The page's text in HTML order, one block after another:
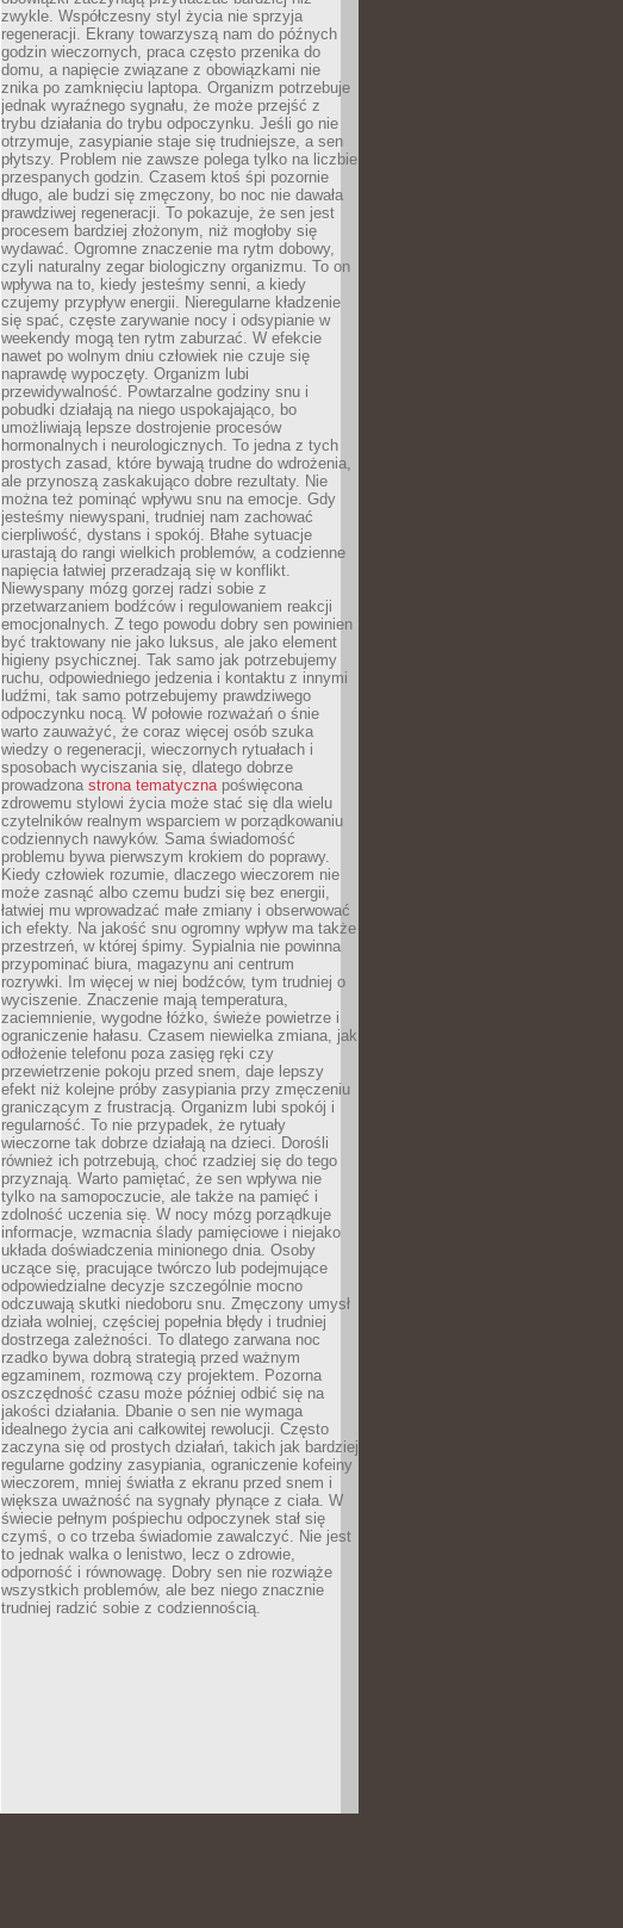
zwykle. Współczesny styl życia nie sprzyja
regeneracji. Ekrany towarzyszą nam do późnych
godzin wieczornych, praca często przenika do
domu, a napięcie związane z obowiązkami nie
znika po zamknięciu laptopa. Organizm potrzebuje
jednak wyraźnego sygnału, że może przejść z
trybu działania do trybu odpoczynku. Jeśli go nie
otrzymuje, zasypianie staje się trudniejsze, a sen
płytszy. Problem nie zawsze polega tylko na liczbie
przespanych godzin. Czasem ktoś śpi pozornie
długo, ale budzi się zmęczony, bo noc nie dawała
prawdziwej regeneracji. To pokazuje, że sen jest
procesem bardziej złożonym, niż mogłoby się
wydawać. Ogromne znaczenie ma rytm dobowy,
czyli naturalny zegar biologiczny organizmu. To on
wpływa na to, kiedy jesteśmy senni, a kiedy
czujemy przypływ energii. Nieregularne kładzenie
się spać, częste zarywanie nocy i odsypianie w
weekendy mogą ten rytm zaburzać. W efekcie
nawet po wolnym dniu człowiek nie czuje się
naprawdę wypoczęty. Organizm lubi
przewidywalność. Powtarzalne godziny snu i
pobudki działają na niego uspokajająco, bo
umożliwiają lepsze dostrojenie procesów
hormonalnych i neurologicznych. To jedna z tych
prostych zasad, które bywają trudne do wdrożenia,
ale przynoszą zaskakująco dobre rezultaty. Nie
można też pominąć wpływu snu na emocje. Gdy
jesteśmy niewyspani, trudniej nam zachować
cierpliwość, dystans i spokój. Błahe sytuacje
urastają do rangi wielkich problemów, a codzienne
napięcia łatwiej przeradzają się w konflikt.
Niewyspany mózg gorzej radzi sobie z
przetwarzaniem bodźców i regulowaniem reakcji
emocjonalnych. Z tego powodu dobry sen powinien
być traktowany nie jako luksus, ale jako element
higieny psychicznej. Tak samo jak potrzebujemy
ruchu, odpowiedniego jedzenia i kontaktu z innymi
ludźmi, tak samo potrzebujemy prawdziwego
odpoczynku nocą. W połowie rozważań o śnie
warto zauważyć, że coraz więcej osób szuka
wiedzy o regeneracji, wieczornych rytuałach i
sposobach wyciszania się, dlatego dobrze
prowadzona strona tematycznapoświęcona
zdrowemu stylowi życia może stać się dla wielu
czytelników realnym wsparciem w porządkowaniu
codziennych nawyków. Sama świadomość
problemu bywa pierwszym krokiem do poprawy.
Kiedy człowiek rozumie, dlaczego wieczorem nie
może zasnąć albo czemu budzi się bez energii,
łatwiej mu wprowadzać małe zmiany i obserwować
ich efekty. Na jakość snu ogromny wpływ ma także
przestrzeń, w której śpimy. Sypialnia nie powinna
przypominać biura, magazynu ani centrum
rozrywki. Im więcej w niej bodźców, tym trudniej o
wyciszenie. Znaczenie mają temperatura,
zaciemnienie, wygodne łóżko, świeże powietrze i
ograniczenie hałasu. Czasem niewielka zmiana, jak
odłożenie telefonu poza zasięg ręki czy
przewietrzenie pokoju przed snem, daje lepszy
efekt niż kolejne próby zasypiania przy zmęczeniu
graniczącym z frustracją. Organizm lubi spokój i
regularność. To nie przypadek, że rytuały
wieczorne tak dobrze działają na dzieci. Dorośli
również ich potrzebują, choć rzadziej się do tego
przyznają. Warto pamiętać, że sen wpływa nie
tylko na samopoczucie, ale także na pamięć i
zdolność uczenia się. W nocy mózg porządkuje
informacje, wzmacnia ślady pamięciowe i niejako
układa doświadczenia minionego dnia. Osoby
uczące się, pracujące twórczo lub podejmujące
odpowiedzialne decyzje szczególnie mocno
odczuwają skutki niedoboru snu. Zmęczony umysł
działa wolniej, częściej popełnia błędy i trudniej
dostrzega zależności. To dlatego zarwana noc
rzadko bywa dobrą strategią przed ważnym
egzaminem, rozmową czy projektem. Pozorna
oszczędność czasu może później odbić się na
jakości działania. Dbanie o sen nie wymaga
idealnego życia ani całkowitej rewolucji. Często
zaczyna się od prostych działań, takich jak bardziej
regularne godziny zasypiania, ograniczenie kofeiny
wieczorem, mniej światła z ekranu przed snem i
większa uważność na sygnały płynące z ciała. W
świecie pełnym pośpiechu odpoczynek stał się
czymś, o co trzeba świadomie zawalczyć. Nie jest
to jednak walka o lenistwo, lecz o zdrowie,
odporność i równowagę. Dobry sen nie rozwiąże
wszystkich problemów, ale bez niego znacznie
trudniej radzić sobie z codziennością.